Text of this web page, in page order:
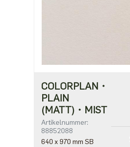
COLORPLAN・
PLAIN
(MATT)・MIST
Artikelnummer:
88852088
640 x 970 mm SB